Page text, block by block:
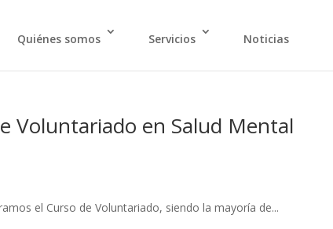
Quiénes somos Servicios Noticias
Voluntariado en Salud Mental
Voluntariado, siendo la mayoría de...